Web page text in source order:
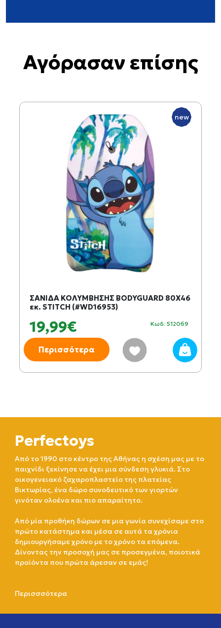
Αγόρασαν επίσης
new
ΣΑΝΙΔΑ ΚΟΛΥΜΒΗΣΗΣ BODYGUARD 80X46
εκ. STITCH (#WD16953)
19,99€ Κωδ: 512069
Περισσότερα
Perfectoys
Από το 1990 στο κέντρο της Αθήνας η σχέση μας με το
παιχνίδι ξεκίνησε να έχει μια σύνδεση γλυκιά. Στο
οικογενειακό ζαχαροπλαστείο της πλατείας
Βικτωρίας, ένα δώρο συνοδευτικό των γιορτών
γινόταν ολοένα και πιο απαραίτητο.
Από μία προθήκη δώρων σε μια γωνία συνεχίσαμε στο
πρώτο κατάστημα και μέσα σε αυτά τα χρόνια
δημιουργήσαμε χρόνο με το χρόνο τα επόμενα.
Δίνοντας την προσοχή μας σε προσεγμένα, ποιοτικά
προϊόντα που πρώτα άρεσαν σε εμάς!
Περισσσότερα